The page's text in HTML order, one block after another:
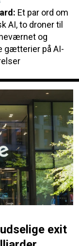
Et par ord om
AI, to droner til
og
gætterier på AI-
exit